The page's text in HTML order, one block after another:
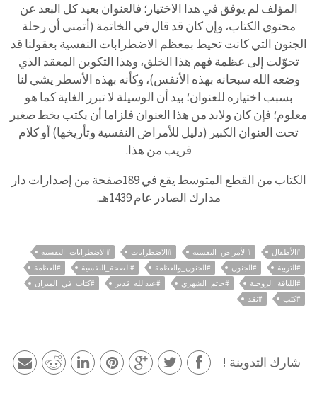
المؤلف لم يوفق في هذا الاختيار؛ فالعنوان بعيد كل البعد عن
محتوى الكتاب، وإن كان قد قال في الخاتمة (أتمنى أن رحلة
الجنون التي كانت تحيط بمعظم الاضطرابات النفسية بعقولنا قد
تحوّلت إلى عظمة فهم هذا الخلق، وهذا التكوين المعقد الذي
وضعه الله سبحانه بهذه الأنفس)، وكأنه بهذه الأسطر يشي لنا
بسبب اختياره للعنوان؛ بيد أن الوسيلة لا تبرر الغاية كما هو
معلوم؛ فإن كان ولابد من هذا العنوان فلزاما أن يكتب بخط صغير
تحت العنوان الكبير (دليل للأمراض النفسية وتأريخها) أو كلام
قريب من هذا.
الكتاب من القطع المتوسط يقع في 189صفحة من إصدارات دار
مدارك الصادر عام 1439هـ.
#الأطفال #الأمراض_النفسية #الاضطرابات
#الاضطرابات_النفسية
#التربية
#الجنون #الجنون_والعظمة #الصحة_النفسية
#العظمة
#اللياقة_الروحية
#حاتم_الشهري #عبدالله_قدير
#كتاب_في_الميزان
#كتب
#نقد
شارك التدوينة !